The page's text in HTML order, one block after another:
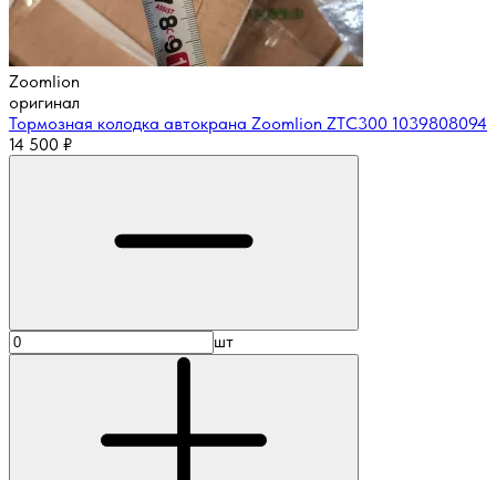
Zoomlion
оригинал
Тормозная колодка автокрана Zoomlion ZTC300 1039808094
14 500 ₽
шт